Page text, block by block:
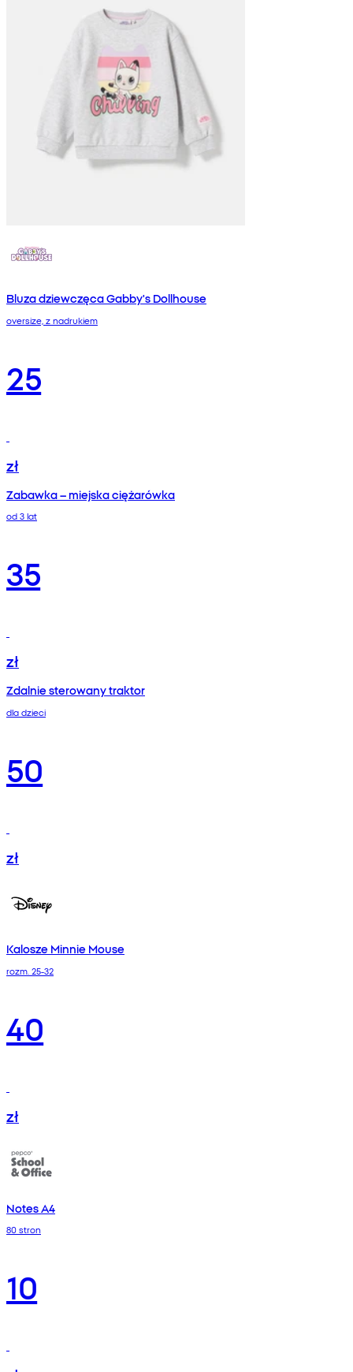
Bluza dziewczęca Gabby's Dollhouse
oversize, z nadrukiem
25
zł
Zabawka – miejska ciężarówka
od 3 lat
35
zł
Zdalnie sterowany traktor
dla dzieci
50
zł
Kalosze Minnie Mouse
rozm. 25-32
40
zł
Notes A4
80 stron
10